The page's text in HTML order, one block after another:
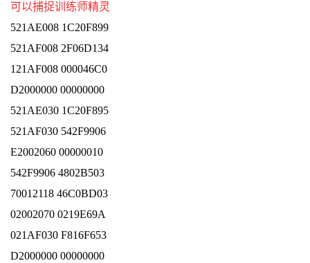
可以捕捉训练师精灵
521AE008 1C20F899
521AF008 2F06D134
121AF008 000046C0
D2000000 00000000
521AE030 1C20F895
521AF030 542F9906
E2002060 00000010
542F9906 4802B503
70012118 46C0BD03
02002070 0219E69A
021AF030 F816F653
D2000000 00000000